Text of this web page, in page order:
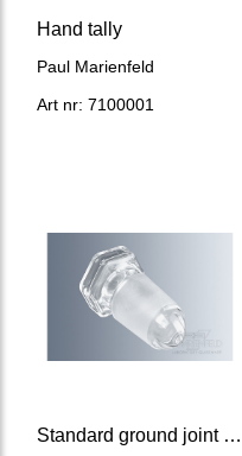
Hand tally
Paul Marienfeld
Art nr: 7100001
Standard ground joint stoppers